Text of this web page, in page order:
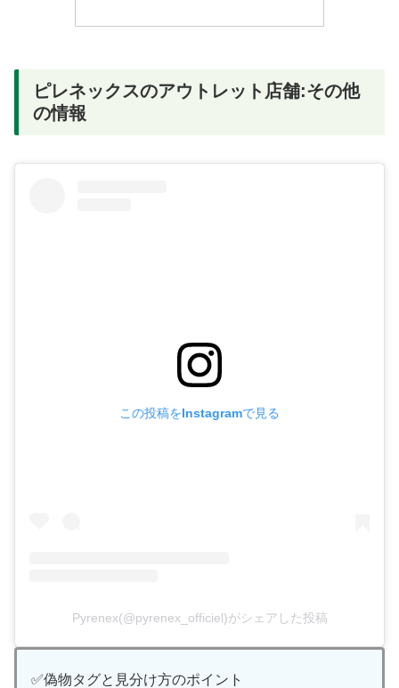
ピレネックスのアウトレット店舗:その他
の情報
この投稿をInstagramで見る
Pyrenex(@pyrenex_officiel)がシェアした投稿
✅偽物タグと見分け方のポイント